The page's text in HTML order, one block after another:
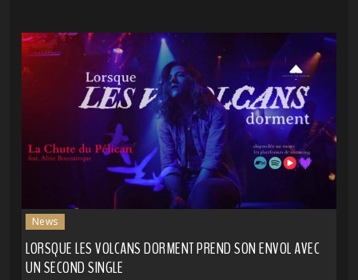
News
LORSQUE LES VOLCANS DORMENT PREND SON ENVOL AVEC
UN SECOND SINGLE